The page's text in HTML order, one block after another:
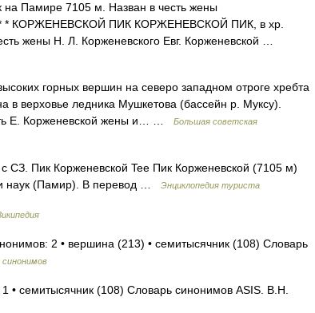
Памире 7105 м. Назван в честь жены
* * * КОРЖЕНЕВСКОЙ ПИК КОРЖЕНЕВСКОЙ ПИК, в хр.
жены Н. Л. Корженевского Евг. Корженевской …
горных вершин на северо западном отроге хребта
верховье ледника Мушкетова (бассейн р. Муксу).
Е. Корженевской жены и… …
Большая советская
СЗ. Пик Корженевской Tee Пик Корженевской (7105 м)
наук (Памир). В перевод …
Энциклопедия туриста
2 • вершина (213) • семитысячник (108) Словарь
синонимов
• семитысячник (108) Словарь синонимов ASIS. В.Н.